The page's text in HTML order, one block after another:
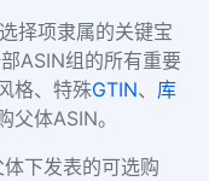
择项隶属的关键宝
ASIN组的所有重要
格、特殊GTIN、 库
体ASIN。
下发表的可选购